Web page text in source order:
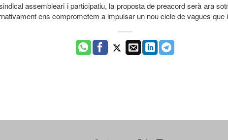
assembleari i participatiu, la proposta de preacord serà ara
ens comprometem a impulsar un nou cicle de vagues que